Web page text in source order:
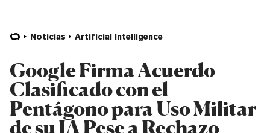
Noticias Artificial Intelligence
Google Firma Acuerdo
Clasificado con el
Pentágono para Uso Militar
de su IA Pese a Rechazo